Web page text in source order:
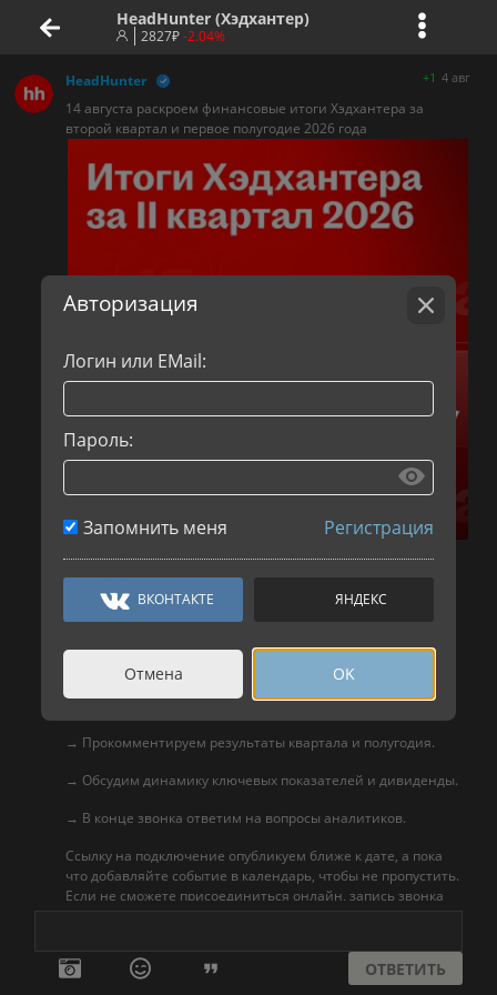
HeadHunter (Хэдхантер)
2827₽ -2.04%
HeadHunter
14 августа раскроем финансовые итоги Хэдхантера за
второй квартал и первое полугодие 2026 года
инфографику опубликуем в этом канале.
Подробный отчёт и презентацию разместим
сайте.
В 14:00 того же дня проведём онлайн-звонок с
инвесторами:
→ Прокомментируем результаты квартала и полугодия.
→ Обсудим динамику ключевых показателей и дивиденды.
→ В конце звонка ответим на вопросы аналитиков.
Ссылку на подключение опубликуем ближе к дате, а пока
что добавляйте событие в календарь, чтобы не пропустить.
Если не сможете присоединиться онлайн, запись звонка
4 авг
+1
ОТВЕТИТЬ
Авторизация
Логин или EMail:
Пароль:
Регистрация
Запомнить меня
ВКОНТАКТЕ ЯНДЕКС
Отмена OK